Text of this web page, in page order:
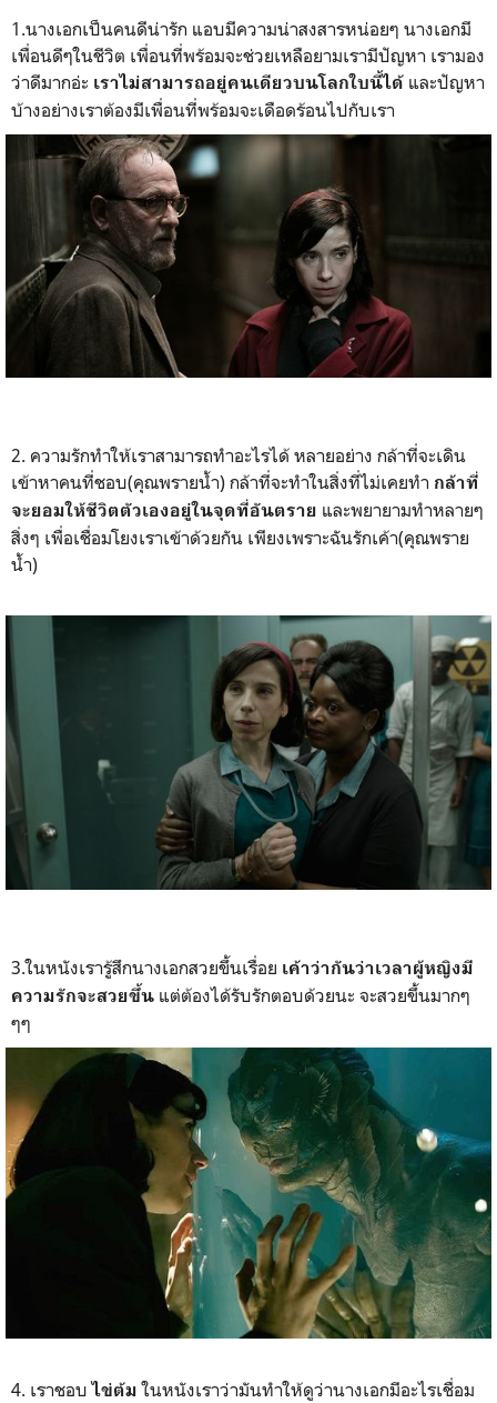
1.นางเอกเป็นคนดีน่ารัก แอบมีความน่าสงสารหน่อยๆ นางเอกมี
เพื่อนดีๆในชีวิต เพื่อนที่พร้อมจะช่วยเหลือยามเรามีปัญหา เรามอง
ว่าดีมากอ่ะ เราไม่สามารถอยู่คนเดียวบนโลกใบนี้ได้ และปัญหา
บ้างอย่างเราต้องมีเพื่อนที่พร้อมจะเดือดร้อนไปกับเรา
2. ความรักทำให้เราสามารถทำอะไรได้ หลายอย่าง กล้าที่จะเดิน
เข้าหาคนที่ชอบ(คุณพรายน้ำ) กล้าที่จะทำในสิ่งที่ไม่เคยทำ กล้าที่
จะยอมให้ชีวิตตัวเองอยู่ในจุดที่อันตราย และพยายามทำหลายๆ
สิ่งๆ เพื่อเชื่อมโยงเราเข้าด้วยกัน เพียงเพราะฉันรักเค้า(คุณพราย
น้ำ)
3.ในหนังเรารู้สึกนางเอกสวยขึ้นเรื่อย เค้าว่ากันว่าเวลาผู้หญิงมี
ความรักจะสวยขึ้น แต่ต้องได้รับรักตอบด้วยนะ จะสวยขึ้นมากๆ
ๆๆ
4. เราชอบ ไข่ต้มในหนังเราว่ามันทำให้ดูว่านางเอกมีอะไรเชื่อม